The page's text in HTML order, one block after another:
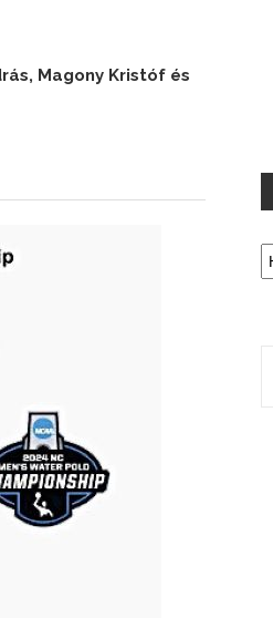
Magony Kristóf és